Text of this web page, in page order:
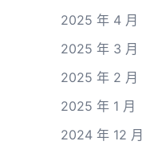
2025 年 4 月
2025 年 3 月
2025 年 2 月
2025 年 1 月
2024 年 12 月